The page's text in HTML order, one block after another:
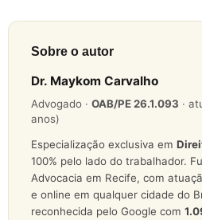
Sobre o autor
Dr. Maykom Carvalho
Advogado · OAB/PE 26.1.093 ·
anos)
Especialização exclusiva em
100% pelo lado do trabalhador.
Advocacia em Recife, com
e online em qualquer cidade do
reconhecida pelo Google com